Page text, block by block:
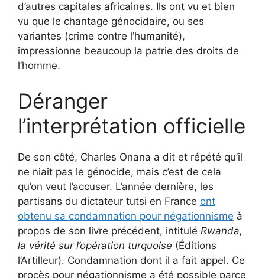
d’autres capitales africaines. Ils ont vu et bien
vu que le chantage génocidaire, ou ses
variantes (crime contre l’humanité),
impressionne beaucoup la patrie des droits de
l’homme.
Déranger
l’interprétation officielle
De son côté, Charles Onana a dit et répété qu’il
ne niait pas le génocide, mais c’est de cela
qu’on veut l’accuser. L’année dernière, les
partisans du dictateur tutsi en France ont
obtenu sa condamnation pour négationnisme à
propos de son livre précédent, intitulé Rwanda,
la vérité sur l’opération turquoise (Éditions
l’Artilleur). Condamnation dont il a fait appel. Ce
procès pour négationnisme a été possible parce